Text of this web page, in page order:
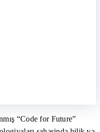
“Сode for Future”